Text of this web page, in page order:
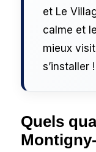
et Le
calme et
mieux
s’installer !
Quels